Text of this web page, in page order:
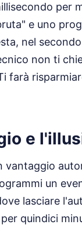
per
e uno
nel
non ti
farà
e
vantaggio
un
lasciare
quindici